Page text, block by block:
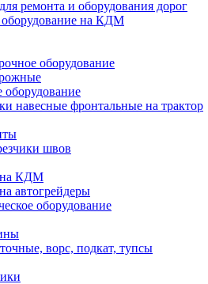
ремонта и оборудования дорог
оборудование на КДМ
оборудование
навесные фронтальные на трактор
швов
на КДМ
автогрейдеры
оборудование
ворс, подкат, тупсы